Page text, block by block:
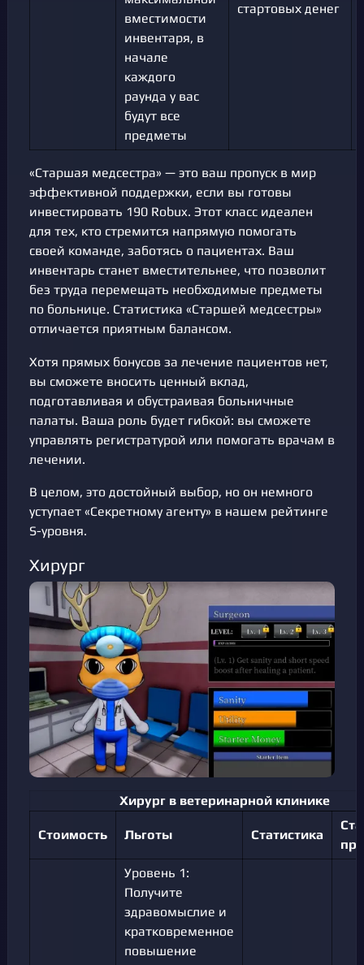
вместимости
инвентаря, в
начале
каждого
раунда у вас
будут все
предметы
стартовых денег
«Старшая медсестра» — это ваш пропуск в мир
эффективной поддержки, если вы готовы
инвестировать 190 Robux. Этот класс идеален
для тех, кто стремится напрямую помогать
своей команде, заботясь о пациентах. Ваш
инвентарь станет вместительнее, что позволит
без труда перемещать необходимые предметы
по больнице. Статистика «Старшей медсестры»
отличается приятным балансом.
Хотя прямых бонусов за лечение пациентов нет,
вы сможете вносить ценный вклад,
подготавливая и обустраивая больничные
палаты. Ваша роль будет гибкой: вы сможете
управлять регистратурой или помогать врачам в
лечении.
В целом, это достойный выбор, но он немного
уступает «Секретному агенту» в нашем рейтинге
S-уровня.
Хирург
Хирург в ветеринарной клинике
Стоимость Льготы Статистика
Уровень 1:
Получите
здравомыслие и
кратковременное
повышение